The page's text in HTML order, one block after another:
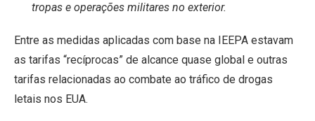
tropas e operações militares no exterior.
Entre as medidas aplicadas com base na IEEPA estavam
as tarifas “recíprocas” de alcance quase global e outras
tarifas relacionadas ao combate ao tráfico de drogas
letais nos EUA.